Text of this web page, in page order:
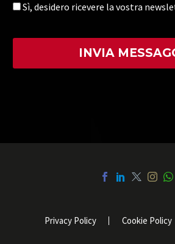
Sì, desidero ricevere la vostra
Privacy Policy Cookie Policy